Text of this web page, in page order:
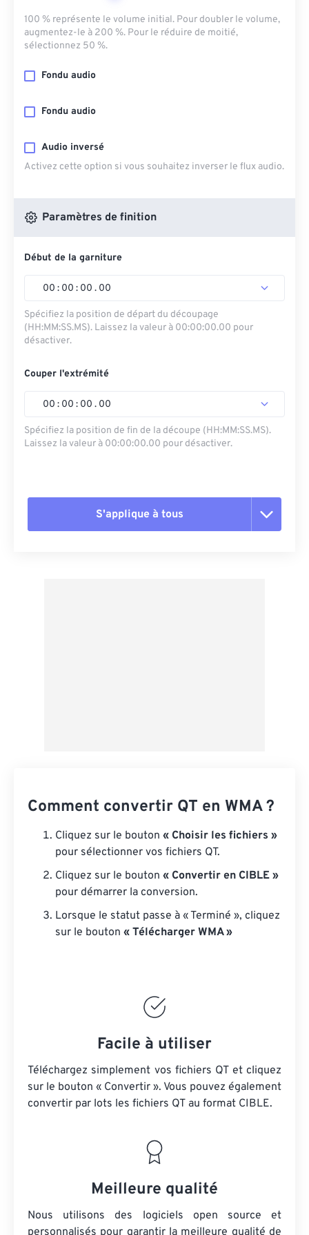
100 % représente le volume initial. Pour doubler le volume,
augmentez-le à 200 %. Pour le réduire de moitié,
sélectionnez 50 %.
Fondu audio
Fondu audio
Audio inversé
Activez cette option si vous souhaitez inverser le flux audio.
Paramètres de finition
Début de la garniture
00 : 00 : 00 . 00
Spécifiez la position de départ du découpage
(HH:MM:SS.MS). Laissez la valeur à 00:00:00.00 pour
désactiver.
Couper l'extrémité
00 : 00 : 00 . 00
Spécifiez la position de fin de la découpe (HH:MM:SS.MS).
Laissez la valeur à 00:00:00.00 pour désactiver.
S'applique à tous
Comment convertir QT en WMA ?
Cliquez sur le bouton « Choisir les fichiers »
pour sélectionner vos fichiers QT.
Cliquez sur le bouton « Convertir en CIBLE »
pour démarrer la conversion.
Lorsque le statut passe à « Terminé », cliquez
sur le bouton « Télécharger WMA »
Facile à utiliser
Téléchargez simplement vos fichiers QT et cliquez
sur le bouton « Convertir ». Vous pouvez également
convertir par lots les fichiers QT au format CIBLE.
Meilleure qualité
Nous utilisons des logiciels open source et
personnalisés pour garantir la meilleure qualité de